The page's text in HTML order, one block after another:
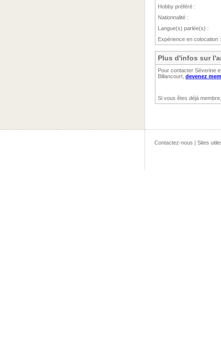
Hobby préféré :
Nationnalité :
Langue(s) parlée(s) :
Expérience en colocation :
Plus d'infos sur
Pour contacter Séverine
Billancourt, devenez
Si vous êtes déjà
Contactez-nous | Sites